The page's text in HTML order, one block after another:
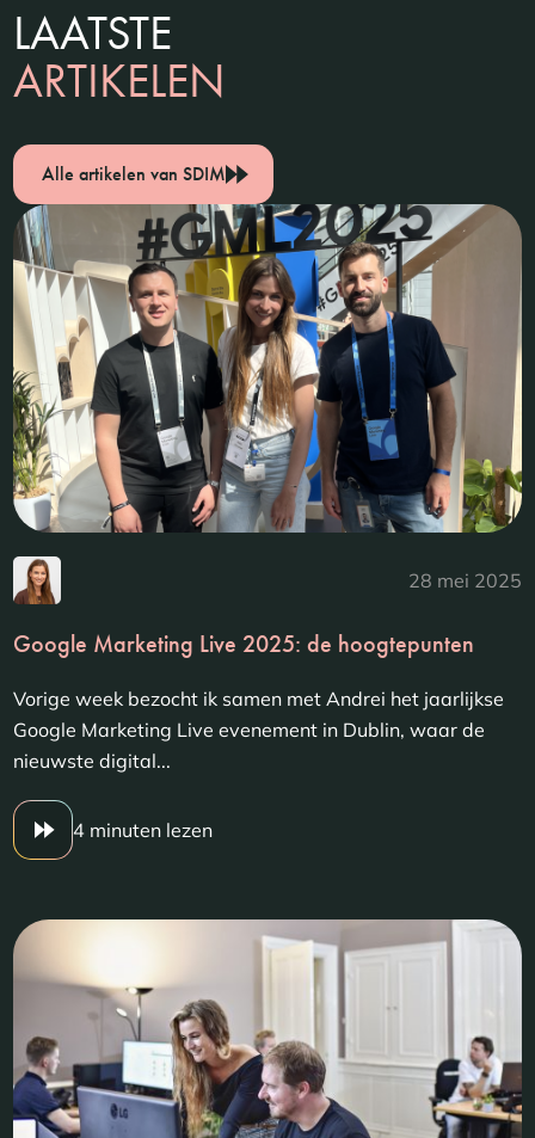
LAATSTE
ARTIKELEN
Alle artikelen van SDIM
28 mei 2025
Google Marketing Live 2025: de hoogtepunten
Vorige week bezocht ik samen met Andrei het jaarlijkse
Google Marketing Live evenement in Dublin, waar de
nieuwste digital...
4 minuten lezen